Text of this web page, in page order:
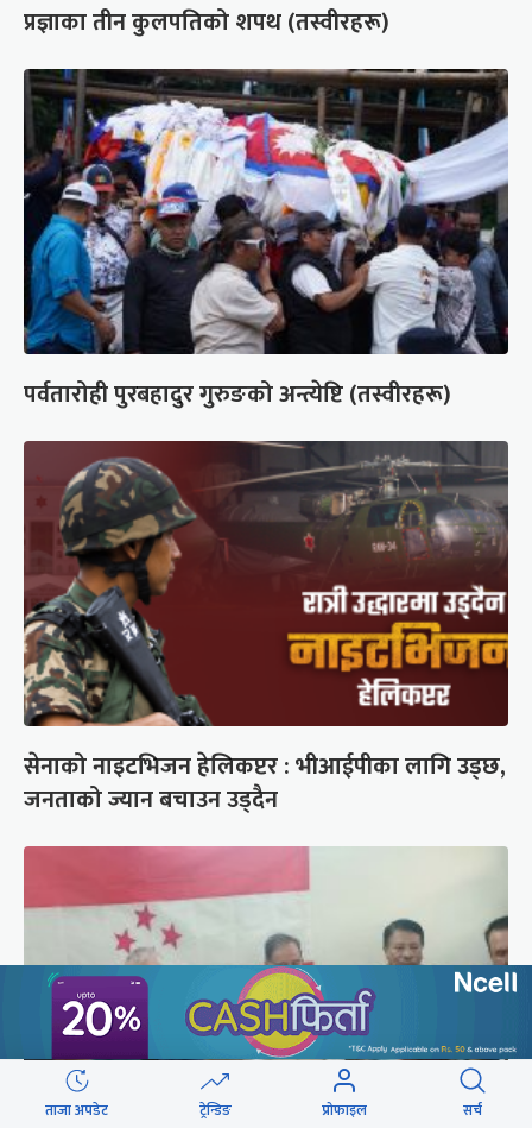
प्रज्ञाका तीन कुलपतिको शपथ (तस्वीरहरू)
पर्वतारोही पुरबहादुर गुरुङको अन्त्येष्टि (तस्वीरहरू)
सेनाको नाइटभिजन हेलिकप्टर : भीआईपीका लागि उड्छ,
जनताको ज्यान बचाउन उड्दैन
ताजा अपडेट ट्रेन्डिङ प्रोफाइल सर्च